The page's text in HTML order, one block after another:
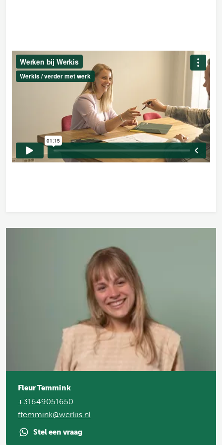
om door te groeien richting sales, management en/of een
specialistische functie, afgestemd op jouw ambities. Ook
het opzetten van je eigen onderneming hoort tot de
mogelijkheden.
Fleur Temmink
+31649051650
ftemmink@werkis.nl
Stel een vraag